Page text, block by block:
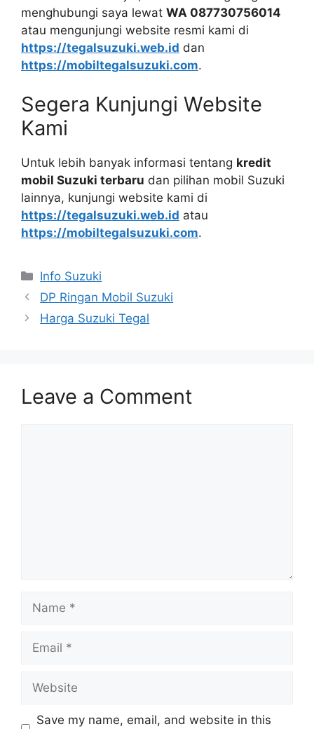
menghubungi saya lewat WA 087730756014
atau mengunjungi website resmi kami di
https://tegalsuzuki.web.id dan
https://mobiltegalsuzuki.com.
Segera Kunjungi Website
Kami
Untuk lebih banyak informasi tentang kredit
mobil Suzuki terbaru dan pilihan mobil Suzuki
lainnya, kunjungi website kami di
https://tegalsuzuki.web.id atau
https://mobiltegalsuzuki.com.
Info Suzuki
DP Ringan Mobil Suzuki
Harga Suzuki Tegal
Leave a Comment
Save my name, email, and website in this